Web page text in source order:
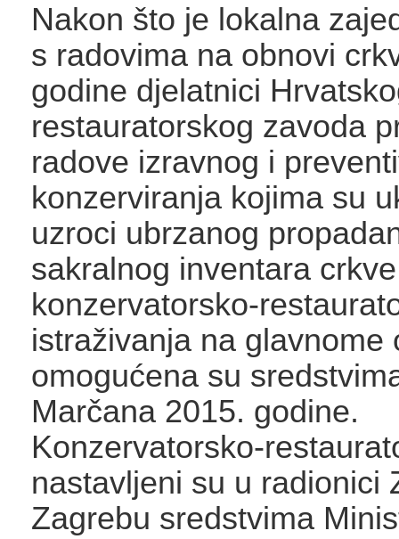
Nakon što je lokalna
s radovima na obnovi
godine djelatnici
restauratorskog zavoda
radove izravnog i
konzerviranja kojima su
uzroci ubrzanog
sakralnog inventara
konzervatorsko-
istraživanja na glavnome
omogućena su
Marčana 2015. godine.
Konzervatorsko-
nastavljeni su u radionici
Zagrebu sredstvima